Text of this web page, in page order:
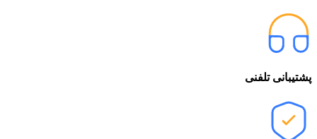
پشتیبانی تلفنی